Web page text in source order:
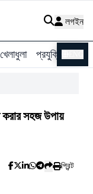
লগইন
খেলাধুলা প্রযুক্তি
করার সহজ উপায়
প্রিন্ট